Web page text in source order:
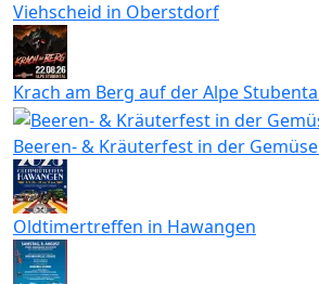
Viehscheid in Oberstdorf
Krach am Berg auf der Alpe
Beeren- & Kräuterfest in der
Oldtimertreffen in Hawangen